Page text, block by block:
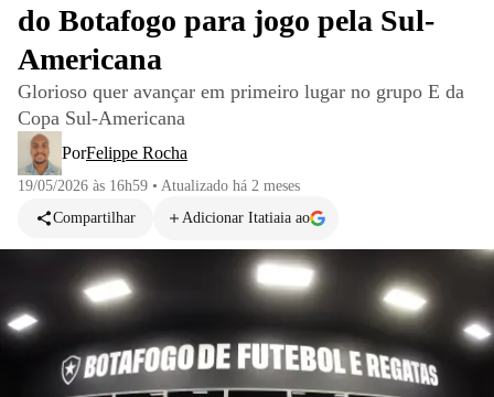
do Botafogo para jogo pela Sul-
Americana
Glorioso quer avançar em primeiro lugar no grupo E da
Copa Sul-Americana
PorFelippe Rocha
19/05/2026 às 16h59 • Atualizado há 2 meses
Compartilhar
Adicionar Itatiaia ao